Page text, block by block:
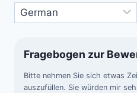
Fragebogen zur
Bitte nehmen Sie sich etwas
auszufüllen. Sie würden mir